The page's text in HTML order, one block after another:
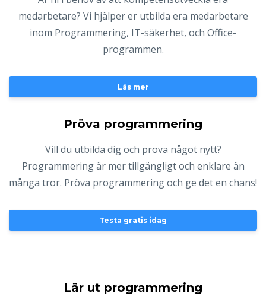
medarbetare? Vi hjälper er utbilda era medarbetare
inom Programmering, IT-säkerhet, och Office-
programmen.
Läs mer
Pröva programmering
Vill du utbilda dig och pröva något nytt?
Programmering är mer tillgängligt och enklare än
många tror. Pröva programmering och ge det en chans!
Testa gratis idag
Lär ut programmering